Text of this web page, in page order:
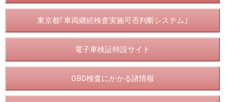
東京都｢車両継続検査実施可否判断システム｣
電子車検証特設サイト
OBD検査にかかる諸情報